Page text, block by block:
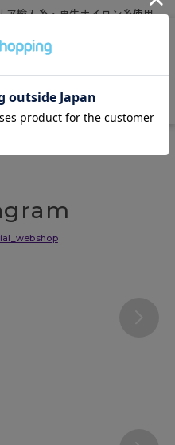
ア輸入糸・再生ナイロン糸使用、